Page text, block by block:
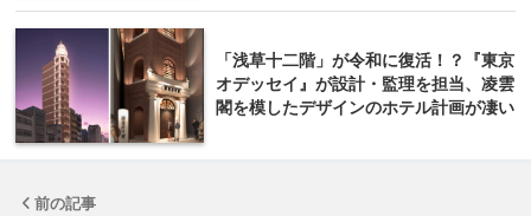
「浅草十二階」が令和に復活！？『東京
オデッセイ』が設計・監理を担当、凌雲
閣を模したデザインのホテル計画が凄い
前の記事